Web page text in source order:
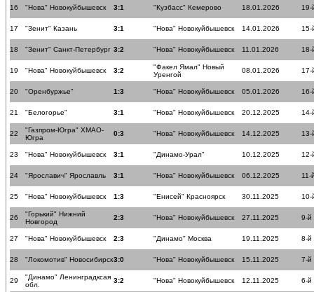
16 "Нова" Новокуйбышевск 3:1 "Кузбасс" Кемерово 18.01.2026 19-
17 "Зенит" Казань 3:1 "Нова" Новокуйбышевск 14.01.2026 15-
18 "Зенит" Санкт-Петербург 3:2 "Нова" Новокуйбышевск 11.01.2026 18-
19 "Нова" Новокуйбышевск 3:2
"Факел Ямал" Новый
Уренгой
08.01.2026 17-
20 "Оренбуржье" 1:3 "Нова" Новокуйбышевск 05.01.2026 16-
21 "Белогорье" 3:1 "Нова" Новокуйбышевск 20.12.2025 14-
22
"Газпром-Югра" ХМАО-
Югра
0:3 "Нова" Новокуйбышевск 14.12.2025 13-
23 "Нова" Новокуйбышевск 3:1 "Динамо-Урал" 10.12.2025 12-
24 "Ярославич" Ярославль 3:1 "Нова" Новокуйбышевск 06.12.2025 11-
25 "Нова" Новокуйбышевск 1:3 "Енисей" Красноярск 30.11.2025 10-
26
"Горький" Нижний
Новгород
2:3 "Нова" Новокуйбышевск 27.11.2025 9-й
27 "Нова" Новокуйбышевск 2:3 "Динамо" Москва 19.11.2025 8-й
28 "Локомотив" Новосибирск3:0 "Нова" Новокуйбышевск 15.11.2025 7-й
29
"Динамо" Ленинградксая
обл.
3:2 "Нова" Новокуйбышевск 12.11.2025 6-й